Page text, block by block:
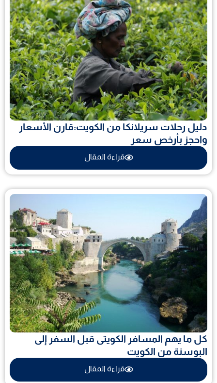
دليل رحلات سريلانكا من الكويت:قارن الأسعار
واحجز بأرخص سعر
قراءة المقال
كل ما يهم المسافر الكويتى قبل السفر إلى
البوسنة من الكويت
قراءة المقال